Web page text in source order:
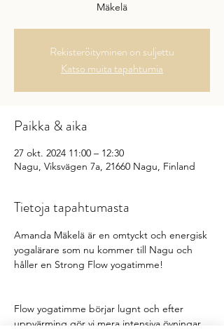
Mäkelä
Rekisteröityminen on suljettu
Katso muita tapahtumia
Paikka & aika
27 okt. 2024 11:00 – 12:30
Nagu, Viksvägen 7a, 21660 Nagu, Finland
Tietoja tapahtumasta
Amanda Mäkelä är en omtyckt och energisk
yogalärare som nu kommer till Nagu och
håller en Strong Flow yogatimme!
Flow yogatimme börjar lugnt och efter
uppvärming gör vi mera intensiva övningar.